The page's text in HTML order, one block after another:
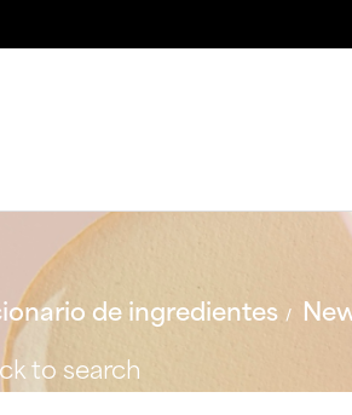
de ingredientes
to search